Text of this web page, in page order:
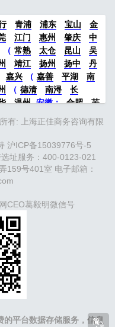
青浦 浦东 宝山
金
江门 惠州 肇庆
中
（ 常熟 太仓 昆山
吴
靖江 扬州 扬中
丹
嘉兴 （ 嘉善 平湖
南
（ 德清 南浔
长
温州 安徽： 合肥
芜
中部： 南昌
成都 德阳 长沙
株洲
廊坊 （ 固安 香河
涞水 ） 太原
晋中
沧州 唐山 潍坊
德州
荷兰 美国 地产商：
谷 万洋
有: 上海正佳商务咨询有限
沪ICP备15039776号-5
址服务：400-0123-021
159号401室 电子邮箱：
平台数据存储服务，信息